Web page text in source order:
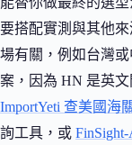
要搭配實測與其他
場有關，例如台灣
案，因為 HN 是英
ImportYeti 查美國海
詢工具，或